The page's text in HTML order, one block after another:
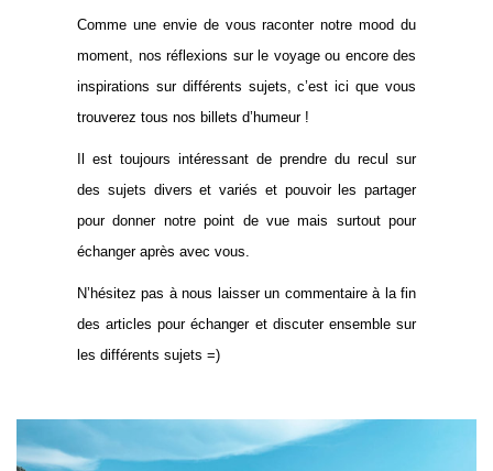
Comme une envie de vous raconter notre mood du
moment, nos réflexions sur le voyage ou encore des
inspirations sur différents sujets, c’est ici que vous
trouverez tous nos billets d’humeur !
Il est toujours intéressant de prendre du recul sur
des sujets divers et variés et pouvoir les partager
pour donner notre point de vue mais surtout pour
échanger après avec vous.
N’hésitez pas à nous laisser un commentaire à la fin
des articles pour échanger et discuter ensemble sur
les différents sujets =)